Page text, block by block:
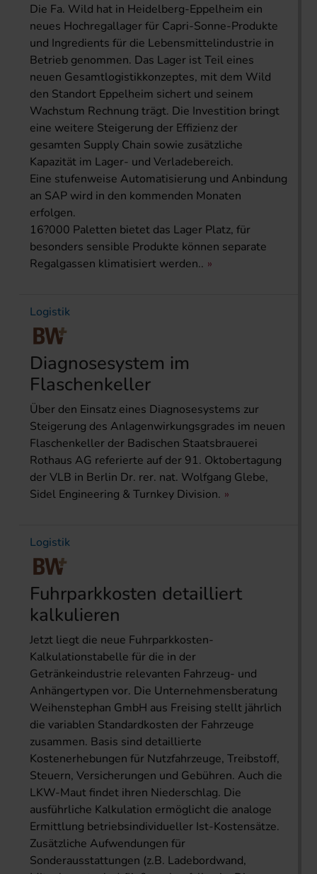
Die Fa. Wild hat in Heidelberg-Eppelheim ein
neues Hochregallager für Capri-Sonne-Produkte
und Ingredients für die Lebensmittelindustrie in
Betrieb genommen. Das Lager ist Teil eines
neuen Gesamtlogistikkonzeptes, mit dem Wild
den Standort Eppelheim sichert und seinem
Wachstum Rechnung trägt. Die Investition bringt
eine weitere Steigerung der Effizienz der
gesamten Supply Chain sowie zusätzliche
Kapazität im Lager- und Verladebereich.
Eine stufenweise Automatisierung und Anbindung
an SAP wird in den kommenden Monaten
erfolgen.
16?000 Paletten bietet das Lager Platz, für
besonders sensible Produkte können separate
Regalgassen klimatisiert werden..
Logistik
Diagnosesystem im
Flaschenkeller
Über den Einsatz eines Diagnosesystems zur
Steigerung des Anlagenwirkungsgrades im neuen
Flaschenkeller der Badischen Staatsbrauerei
Rothaus AG referierte auf der 91. Oktobertagung
der VLB in Berlin Dr. rer. nat. Wolfgang Glebe,
Sidel Engineering & Turnkey Division.
Logistik
Fuhrparkkosten detailliert
kalkulieren
Jetzt liegt die neue Fuhrparkkosten-
Kalkulationstabelle für die in der
Getränkeindustrie relevanten Fahrzeug- und
Anhängertypen vor. Die Unternehmensberatung
Weihenstephan GmbH aus Freising stellt jährlich
die variablen Standardkosten der Fahrzeuge
zusammen. Basis sind detaillierte
Kostenerhebungen für Nutzfahrzeuge, Treibstoff,
Steuern, Versicherungen und Gebühren. Auch die
LKW-Maut findet ihren Niederschlag. Die
ausführliche Kalkulation ermöglicht die analoge
Ermittlung betriebsindividueller Ist-Kostensätze.
Zusätzliche Aufwendungen für
Sonderausstattungen (z.B. Ladebordwand,